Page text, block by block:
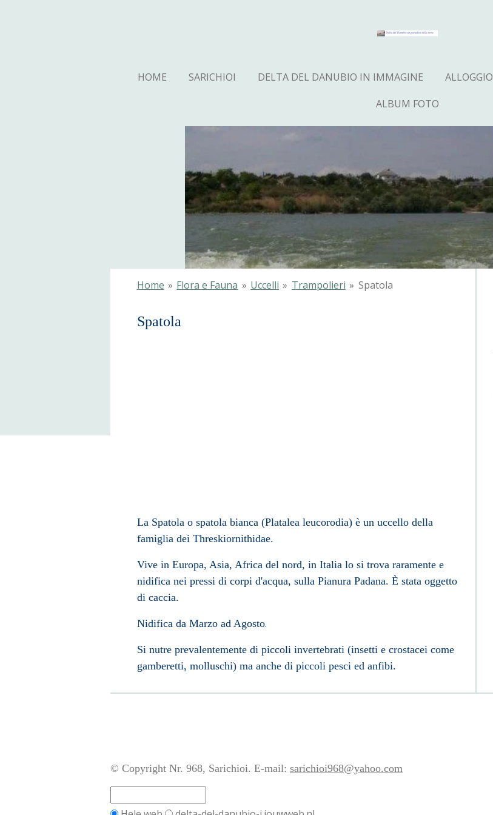
HOME SARICHIOI DELTA DEL DANUBIO IN IMMAGINE ALLOGGIO
ALBUM FOTO
Home » Flora e Fauna » Uccelli » Trampolieri » Spatola
Spatola
La Spatola o spatola bianca (Platalea leucorodia) è un uccellodella
famigliadei Threskiornithidae.
Vive in Europa, Asia, Africa del nord, in Italialo si trova raramente e
nidifica nei pressi di corpi d'acqua, sulla Pianura Padana. È stata oggetto
di caccia.
Nidifica da Marzoad Agosto.
Si nutre prevalentemente di piccoli invertebrati (insetti e crostacei come
gamberetti, molluschi) ma anche di piccoli pesci ed anfibi.
© Copyright Nr. 968, Sarichioi. E-mail: sarichioi968@yahoo.com